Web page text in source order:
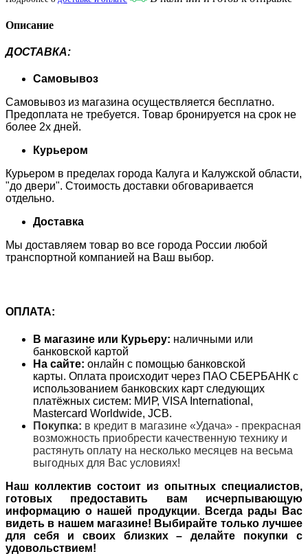
Описание
ДОСТАВКА:
Самовывоз
Самовывоз из магазина осуществляется бесплатно.
Предоплата не требуется. Товар бронируется на срок не
более 2х дней.
Курьером
Курьером в пределах города Калуга и Калужской области,
"до двери". Стоимость доставки обговаривается
отдельно.
Доставка
Мы доставляем товар во все города России любой
транспортной компанией на Ваш выбор.
ОПЛАТА:
В магазине или Курьеру: наличными или
банковской картой
На сайте: онлайн с помощью банковской
карты. Оплата происходит через ПАО СБЕРБАНК с
использованием банковских карт следующих
платёжных систем: МИР, VISA International,
Mastercard Worldwide, JCB.
Покупка: в кредит в магазине «Удача» - прекрасная
возможность приобрести качественную технику и
растянуть оплату на несколько месяцев на весьма
выгодных для Вас условиях!
Наш коллектив состоит из опытных специалистов,
готовых предоставить вам исчерпывающую
информацию о нашей продукции.
Всегда рады Вас
видеть в нашем магазине! Выбирайте только лучшее
для себя и своих близких – делайте покупки с
удовольствием!